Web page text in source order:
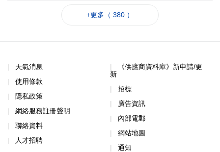
+更多（ 380 ）
天氣消息
使用條款
隱私政策
網絡服務註冊聲明
聯絡資料
人才招聘
《供應商資料庫》新申請/更
新
招標
廣告資訊
內部電郵
網站地圖
通知